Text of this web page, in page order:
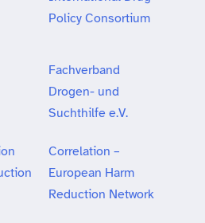
Policy Consortium
Fachverband
Drogen- und
Suchthilfe e.V.
Correlation –
European Harm
Reduction Network